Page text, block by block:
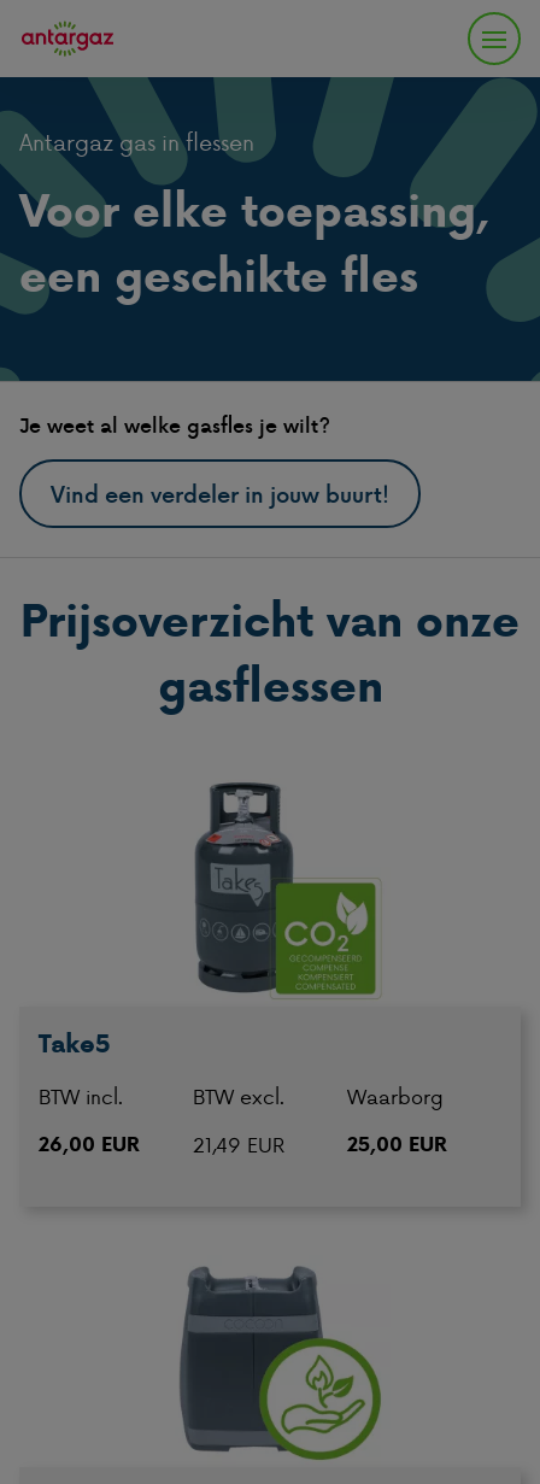
Antargaz gas in flessen
Voor elke toepassing,
een geschikte fles
Je weet al welke gasfles je wilt?
Vind een verdeler in jouw buurt!
Prijsoverzicht van onze
gasflessen
Take5
BTW incl.
26,00 EUR
BTW excl.
21,49 EUR
Waarborg
25,00 EUR